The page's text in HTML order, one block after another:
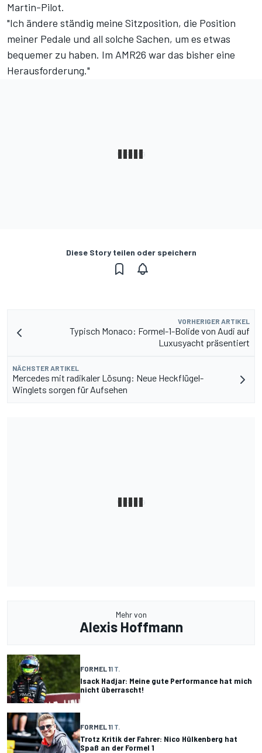
Martin-Pilot.
"Ich ändere ständig meine Sitzposition, die Position
meiner Pedale und all solche Sachen, um es etwas
bequemer zu haben. Im AMR26 war das bisher eine
Herausforderung."
Diese Story teilen oder speichern
VORHERIGER ARTIKEL
Typisch Monaco: Formel-1-Bolide von Audi auf
Luxusyacht präsentiert
NÄCHSTER ARTIKEL
Mercedes mit radikaler Lösung: Neue Heckflügel-
Winglets sorgen für Aufsehen
Mehr von
Alexis Hoffmann
FORMEL 11 T.
Isack Hadjar: Meine gute Performance hat mich
nicht überrascht!
FORMEL 11 T.
Trotz Kritik der Fahrer: Nico Hülkenberg hat
Spaß an der Formel 1